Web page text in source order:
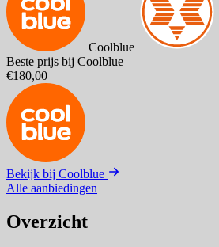
Coolblue
Beste prijs bij Coolblue
€180,00
Bekijk bij Coolblue
Alle aanbiedingen
Overzicht